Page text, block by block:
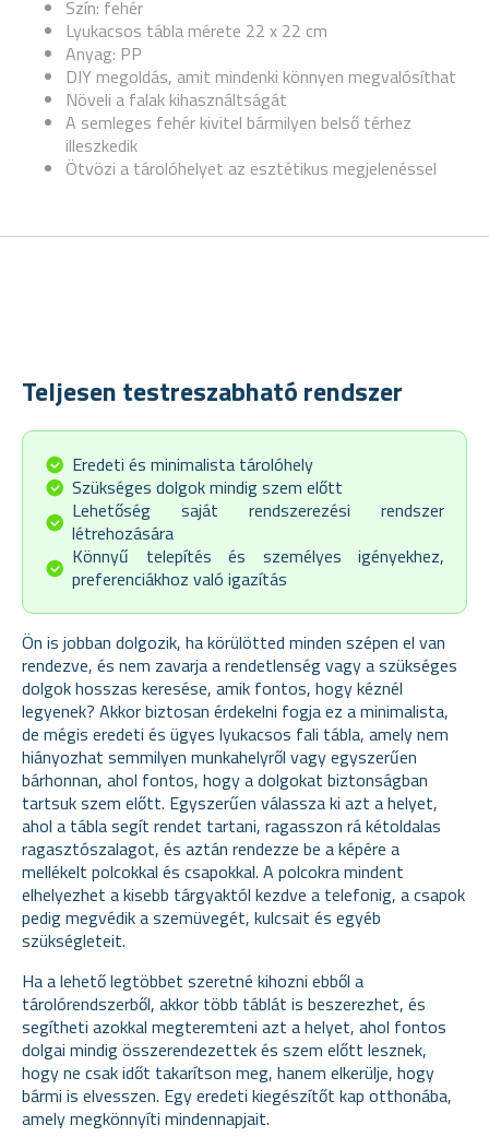
Szín: fehér
Lyukacsos tábla mérete 22 x 22 cm
Anyag: PP
DIY megoldás, amit mindenki könnyen megvalósíthat
Növeli a falak kihasználtságát
A semleges fehér kivitel bármilyen belső térhez
illeszkedik
Ötvözi a tárolóhelyet az esztétikus megjelenéssel
Teljesen testreszabható rendszer
Eredeti és minimalista tárolóhely
Szükséges dolgok mindig szem előtt
Lehetőség saját rendszerezési rendszer
létrehozására
Könnyű telepítés és személyes igényekhez,
preferenciákhoz való igazítás
Ön is jobban dolgozik, ha körülötted minden szépen el van
rendezve, és nem zavarja a rendetlenség vagy a szükséges
dolgok hosszas keresése, amik fontos, hogy kéznél
legyenek? Akkor biztosan érdekelni fogja ez a minimalista,
de mégis eredeti és ügyes lyukacsos fali tábla, amely nem
hiányozhat semmilyen munkahelyről vagy egyszerűen
bárhonnan, ahol fontos, hogy a dolgokat biztonságban
tartsuk szem előtt. Egyszerűen válassza ki azt a helyet,
ahol a tábla segít rendet tartani, ragasszon rá kétoldalas
ragasztószalagot, és aztán rendezze be a képére a
mellékelt polcokkal és csapokkal. A polcokra mindent
elhelyezhet a kisebb tárgyaktól kezdve a telefonig, a csapok
pedig megvédik a szemüvegét, kulcsait és egyéb
szükségleteit.
Ha a lehető legtöbbet szeretné kihozni ebből a
tárolórendszerből, akkor több táblát is beszerezhet, és
segítheti azokkal megteremteni azt a helyet, ahol fontos
dolgai mindig összerendezettek és szem előtt lesznek,
hogy ne csak időt takarítson meg, hanem elkerülje, hogy
bármi is elvesszen. Egy eredeti kiegészítőt kap otthonába,
amely megkönnyíti mindennapjait.